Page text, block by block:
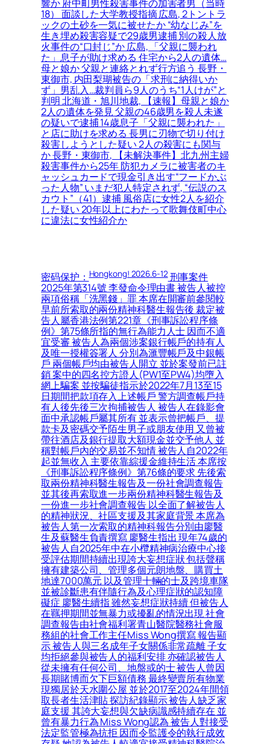
響か 府中町男性殺害事件の加害者男（当時
18） 面談した大学教授指摘 広島, 2トントラ
ックの土砂を一気に被せたか “幼なじみ”を
生き埋め殺害容疑で29歳男逮捕 別の殺人放
火事件の“口封じ”か 広島, 「父親に襲われ
た」息子が助け求める 住宅から2人の遺体…
母と娘か 父親と連絡とれず行方追う 長野・
東御市, 内田梨瑚被告の「求刑に納得いか
ず」男乱入…裁判員ら9人のうち“1人けが”と
判明 北海道・旭川地裁, 【速報】母親と娘か
2人の遺体を発見 父親の46歳男を殺人未遂
の疑いで逮捕 14歳息子「父親に襲われた」
と店に助けを求める 長男に刃物で切り付け
殺害しようとした疑い 2人の殺害にも関与
か 長野・東御市, 【未解決事件】北九州主婦
殺害事件から25年 防犯カメラに被害者のキ
ャッシュカードで現金引き出す“フードかぶ
った人物” いまだ犯人特定されず, “伝説のス
カウト”（41）逮捕 風俗店に女性2人を紹介
した疑い 20年以上にわたって歌舞伎町中心
に違法に女性紹介か
密码保护：Hongkong! 2026.6-12刑事案件2025年第314號 李發命令理由書 被告人被控兩項俗稱「洗黑錢」罪 本席在開審前參閱較早前所索取的兩份精神科醫生報告後 裁定被告人屬香港法例第221章《刑事訴訟程序條例》第75條所指的無行為能力人士 因而不適宜受審 被告人為兩個涉案銀行帳戶的持有人及唯一授權簽署人 分別為滙豐帳戶及中銀帳戶 兩個帳戶均由被告人開立 並於案發前已註銷 案中的四名控方證人(PW1至PW4)均墮入網上騙案 並按騙徒指示於2022年7月13至15日期間把款項存入上述帳戶 警方調查帳戶持有人後先後三次拘捕被告人 被告人在錄影會面中承認帳戶屬其所有 並表示曾把帳戶、提款卡及密碼交予陌生男子或朋友使用 又曾被帶往酒店及銀行提取大額現金並交予他人 並稱對帳戶內的交易並不知情 被告人自2022年起並無收入 主要依靠綜援金維持生活 本席按《刑事訴訟程序條例》第76條的要求 先後索取兩份精神科醫生報告及一份社會調查報告 並其後再索取進一步兩份精神科醫生報告及一份進一步社會調查報告 以全面了解被告人的精神狀況、社區支援及其家庭背景 本席為被告人第一次索取的精神科報告分別由廖醫生及蘇醫生負責撰寫 廖醫生指出 現年74歲的被告人自2025年中在小欖精神病治療中心接受評估期間持續出現誇大妄想症狀 包括聲稱擁有建築公司、管理多個元朗地盤、購買土地達7000萬元 以及管理十輛的士及跨境車隊 並被診斷患有伴隨行為及心理症狀的認知障礙症 廖醫生續指 雖然妄想症狀持續 但被告人在羈押期間並無暴力或擾亂的情況出現 社會調查報告由社會福利署青山醫院醫務社會服務組的社會工作主任Miss Wong撰寫 報告顯示 被告人與三名成年子女關係非常疏離 子女均拒絕參與被告人的福利安排 亦確認被告人從未擁有任何公司、地盤或的士 被告人曾因長期賭博而欠下巨額債務 最終變賣所有物業 現獨居於天水圍公屋 並於2017至2024年間領取長者生活津貼 探訪紀錄顯示 被告人缺乏家庭支援 其誇大妄想與欠缺病識感持續存在 並曾有暴力行為 Miss Wong認為 被告人對接受法定監管極為抗拒 因而令監護令的執行成效存疑 她認為被告人較適宜接受精神科醫院治療 綜合以上所述 本席注意到精神科醫生與社工在被告人的福利安排上提出不同建議：兩名精神科醫生認為被告人毋須住院 並認為監護令較為適合 相反 社工則認為監護令不可行 鑑於兩者意見出現明顯分歧 本席認為有必要索取進一步的精神科報告及社會調查報告 以釐清被告人的最新精神狀況 以及醫院令或監管和治療令的可行性 從而作出最符合被告人利益的處置, 旺角登打士街1號一間酒店對開 8日早上11時34分 一名女子疑由高處墮下 昏迷不醒 救護員接報到場 證實女事主當場死亡 警方初步調查後 證實55歲姓吳女事主為酒店租客 警方在其房間檢獲遺書 消息指 女事主獨身無子女 任職文員 生前受財務問題、濕疹、皮膚敏感及失眠所困, 黃大仙血案 寧靜的周六早上 黃大仙上邨昭善樓不少街坊還在夢鄉 一串斷斷續續的淒厲慘叫聲 氣氛驟然遽變 有昭善樓15樓女住戶憶述 當時聽到慘叫聲 不久歸於死寂 直至大批警員到場 走廊再嘈雜起來 她步出走廊赫見一地鮮血 方知曾有人遇襲重傷 形容：「個心仲震緊」, 刑事案件2025年第840號 鄧文廸判刑理由書 被告人承認一項「與未成年少女發生性行為」罪 被告人求情時聲稱 主觀相信該少女年之年齡為16歲或以上 案情：女童X於2011年7月出生 於2024年11月3日 女童X 13歲 X與劉姓男子於2023年認識 劉某與被告人是朋友 被告人透過社交軟件Threads和Instagram接觸X X與被告人在此之前並無任何接觸 被告人知道劉某與X是朋友 於2024年11月3日晚上 X登上被告人的兩門四座位黃綠色車輛 被告人隨即駕車前往某地 被告人把車輛停在某不知名地點後 被告人面向坐在前座的X X說被告人脫去X的褲子及內褲 並脫下自己的褲子 2024年12月6日 警方以「與未成年少女發生性行為」罪名拘捕被告人 在警誡下 被告人自願表示「條女同我講佢07年08年出世」 被告人背景及求情：被告人現年36歲 在香港出生 與年逾70歲的父親、年逾60歲的母親及孖生兄長同住 辯方指被告人與家人關係密切 一向孝順父母 並為家庭提供精神及經濟上的支持 審訊期間 亦有家人及朋友到庭陪伴 顯示被告人具有一定的家庭及社交支援網絡 被告人以往沒有刑事定罪紀錄 本案屬其初犯 他具大專學歷 辯方呈交被告人就學時期的證書及成績表 指其在校期間品行端正、勤奮向學 曾獲師長評為忠厚、認真及樂於學習 辯方指 本案的司法程序歷時約一年半 已對被告人的生活、工作及精神狀況造成重大影響 本案與其過往的品行及生活表現並不相符 屬一次性的失足行為 辯方呈交五封求情信 分別由被告人的多年好友、母親、女友、朋友及被告人本人撰寫 各信大致形容被告人為人善良、內斂、有禮、對工作負責、孝順父母及重視朋友 並無不良嗜好 其親友表示 被告人在事件發生後感到羞愧、懊悔及承受相當心理壓力 亦承諾日後會繼續給予支持及督促 被告人在親自撰寫的求情信中表示 他從未預料自己會觸犯刑事法例 對自己的行為深感後悔 並感謝家人、女友及朋友一直支持 他承諾會汲取教訓 重新生活及回饋社會, 傷亡訴訟2025年第227號 原告人蘇書幼 被告人懲教署 判決書 2025年9月 原告人入稟本法院向被告人追討人身傷亡賠償 背景：原告人於2001年偷渡到香港產子 因非法居留罪而被判處監禁6個月 根據申索陳述書 原告人聲稱於監禁期間 曾被強行還押於小欖精神治療中心 並注射藥物(原告人指稱為「傻仔針」) 導致她在2001年底誕下的兒子患有中度弱智和腦癇症 原告人要求被告人為上述指稱事件向她賠償 根據其2025年10月9日的損害賠償陳述書 申索賠償包括聲稱兒子的痛苦和「永久性失去人生樂趣及生活情趣」以及「永久性失去工作能力」 所指「特別損害賠償」則包括「這些年我同兩個女兒為照顧兒子(所承受的苦難和折磨)及這些年我全力照顧兒子(失去婚姻、失去事業、無法工作)」等, 科大內地生杜茂森(20歲 學生)涉愚人節在社交媒體發布訊息 揚言要殺死10人 被告透露在遼寧大連出生 2023年來港就入讀科技大學計算機延伸人工智能學位 辯方盤問時形容身高有約1.9米的被告是「身形熊人咁大 但純似小羔羊」辯方續指 被告拘留期間 曾因精神狀態及情緒緊張 兩度被送到將軍澳醫院, 武漢市前高官兒子肖銳涉為父在港洗黑錢6400萬判囚! 區域法院刑事案件2025年第425號 被告人肖銳判刑理由書 被告人肖銳於本席前經審訊後被裁定5項控罪罪名成立 包括4項俗稱“洗黑錢”罪及1項“使用虛假文書的副本”罪 本案的相關案情 本席於裁決理由書經已作出詳細描述 在此不贅。被告人的父親肖军曾任武漢市檢察院反瀆職調查局局長 內地基建承建商湖北國潤實業投資有限公司(國潤)董事姚谦 為想取得武漢抽水站建造項目合約 曾向肖軍求助 肖軍向姚索400萬元人民幣賄款。被告人背景及求情 被告人現年37歲 1989年1月29日於武漢出生 為家中獨子 他已婚 育有1女 現年6歲 太太與女兒現居深圳。被告人的母親项锦蓉於1間國內醫院任文職職位 據稱亦有從商 被告人的父母現正於內地被調查。被告人於2004年15歲時前往澳洲讀中學 並於2013年6至7月大學畢業後回國 於武漢管理1間研發及生產激光焊接設備的公司 月薪人民幣12000元 其後曾於香港投資與友人共同開設公司 涉及包括資產管理 證券及房地產 但成績未如理想 嚴重虧蝕數千萬港元 最後結業。被告人過往並沒有任何刑事定罪紀錄。代表被告人的蔡資深大律師陳詞 指就本案而言 被告人於2023年9月13日被廉政公署拘捕 2024年6月12日被落案起訴。因為本案的緣故 被告人從被起訴至今未曾與家人聯絡或相見。太太現在獨力撫養女兒 不免面對種種生活困難。就被告人來說 他已經錯過了陪伴女兒度過塑造期、見證她成長的珍貴時光。預期被告人將要面對非短暫的刑期 他必然會錯過見證女兒長大成人的經過。他的父母年紀亦不輕 被告人能否獲釋後與他們團聚亦成疑問, 近日 香港高等法院官網披露了一份判決書 將趙薇前夫黃有龍拖延多年、涉及數億港元中介服務費及利息的跨境賭債糾紛 再度拉回公眾視野 黃有龍此次賭債糾紛 需從2015年初說起 彼時 黃有龍兼具多重公眾身份 為人所熟知的是其為影視明星趙薇配偶 名下配備私人飛機 常年往來海外從事投資與休閒活動 原告蔡一鳳的工作任務則是招攬高凈值客戶、協調賭場貴賓博彩信貸 2015年2月下旬 在蔡一鳳的安排下 黃有龍前往珀斯皇冠賭場(以下簡稱「皇冠」)參與賭博 並向蔡一鳳申請大額籌碼信貸 因黃有龍當時已在多家賭場背負存量賭債 皇冠集團內部風控拒絕直接向其發放大額信貸額度 要求蔡一鳳尋找第三方承接這筆信貸業務風險 依托蔡一鳳的人脈紐帶等特殊資源 一項精心設計的「內部賭場安排」隨即落地 用以規避皇冠直接放貸的風險 2015年2月25日 黃有龍飛抵珀斯 攜4000萬澳元籌碼入場 僅兩天時間 這筆巨額籌碼便輸個精光 黃有龍旋即要求追加信貸 於是 蔡一鳳和林、司二人再度運作 利用林、司應得的賭場中介傭金進行抵消 使黃有龍再度獲得2000萬澳元籌碼 戲劇的是 這2000萬澳元同樣在短短幾天內很快就輸光 至此 黃有龍6天之內便輸光了6000萬澳元 赵薇与黄有龙2008年结婚 2010年诞下女儿“小四月” 两人曾联手活跃于资本市场 2024年12月28日 赵薇宣布与黄有龙离婚多年 两人婚姻关系在法律上早已解除 据报道 赵薇发文当天 黄有龙被追债 一家名为智择创投有限公司入禀香港高等法院 要求黄有龙归还欠款共计7.53亿港币 外界认为 港媒以“赵薇丈夫”称呼黄有龙 赵薇宣布离婚是拒绝因黄有龙的债务问题被继续牵连, 警方全力打擊工廈不法跨境毒品活動 西九龍總區重案組於今日凌晨時份採取雷霆行動 突擊搜查紅磡區內3幢目標工業大廈 辦案人員成功搗破3間掩人耳目的派對房間(Party Room) 揭發有人在內大搞「毒品派對」 當場檢獲5款不同種類的懷疑毒品 並拘捕至少19男7女 案情顯示 涉案的不法分子手段極其隱蔽 該派對房間的主持人以工廈作掩護 暗中在上址經營具相當規模的「高級私竇」 為了吸引豪客並增加收入 負責人更公然聘請多名「女公關」在場內穿梭招呼客人 據了解 該私竇的收費昂貴 光顧的顧客中不乏海內外的富貴人家 而當場落網的大部份被捕男女 均是持有雙程證到港的內地訪客, 高等法院原訟法庭小額錢債審裁處上訴案件2026年第20號 申索人(答辯人)律政司司長訴被告人(上訴人)鄭小魚判決理由書 背景 被告人於2022年5月下旬 在荷蘭旅遊期間遇劫 因此向中國大使館求助 最終在中國大使館的安排下 獲取一些生活費用 以及回港機票 申索人是律政司 代表香港特別行政區政府 律政司的案情指被告人跟中國大使館簽訂了一份還款承諾書(“該還款承諾書”) 其內容明文規定被告人須向香港特別行政區政府作出還款 而欠款金額為港幣51649.45 這是中國大使館向被告人提供的各種協助所產生的 雖然香港特別行政區政府並不是該還款承諾書的簽約方 根據《合約(第三方權利)條例》(香港法例第623章)第4(1)(b)條 香港特別行政區政府在該還款承諾書中明確獲得利益 因此有權透過法律程序強制執行該承諾書的條款, 韓國人氣男團SEVENTEEN成員Mingyu金珉奎今日上午11時出席尖沙咀海港城的宣傳活動 有網民在社交平台Threads發文 指凌晨零時已有約500人在海港城外的街頭通宵排隊 場面相當墟冚 至早上粉絲獲准進入商場 惟有人等候期間疑大便失禁 在場人士連忙舉噴霧驅散臭味, 元朗警區特別職務隊昨日於區內展開代號「火石」(FLINTSTONE)的打擊非法賣淫活動行動 行動中 人員共拘捕24名內地女子 年齡介乎16至44歲 其中一名女子被捕時身穿阿根廷球星美斯的10號球衣, 土瓜灣有人倒斃屋內 今日早上10時59分 土瓜灣道78號定安大廈一單位傳出臭味 揭發死者全身赤裸浸在浴桶內 明顯死亡一段時間 經調查後證實死者是53歲姓翁女住客 據了解 死者獨居 租住上址超過兩年 生前於一家夜冷舖工作超過20年 由於最近兩個月沒有交租 地產代理今早上門了解, 區域法院刑事案件2023年第384號 嚴御風裁決理由書 被告人在本席席前面對4項俗稱「洗黑錢」罪 他否認所有控罪並親自出庭作供 簡單而言 控方認為被告人竟然在其仍然是大學生時代持有及操控4個分別有多達$677100(控罪一)、$62900(控罪二)、$1533850(控罪三)及$118710(控罪四)存款進入的戶口 控方的證據亦支持 被告人在案發相關時段的報稅紀錄 分別顯示沒有、$161940及$67559的收入 而這等數額均不能解釋以上多且頻密的存款 被告人個人亦沒有物業或其他資產 換句話說 控方的案建基於：「20.倘若法庭拒絕接納被告的證供 控方證據足以證明其收入及財政背景與他在各控罪所處理的財產並不相稱 他有理由理由相信該等控罪金額全部或部分屬於可公訴罪行的得益 即便法庭接納被告出售父親攝影器材套現的說法 控方仍能成功證明被告有合理理由相信各控罪至少部分的金額屬於可公訴罪行的得益 」(後加強調)據了解 控方的立場是即使法庭接納被告人有出售父親送給他的攝影器材套現 餘數也可構成「洗黑錢」 畢竟 依控方之說被告人所謂「出售套現」也只有90多萬元 當然 戶口中有出現過合法活動不代表全部款項都是合法的接收 是故控方認為被告人有理由相信涉案金額有部分(即售賣器材套現外的餘數款項)是從可公訴罪行的得益而因為處理這部分款項而觸犯「洗黑錢」罪行, 深水址鬧市驚現鱷魚 昨日一條約1.5米長暹羅鱷被發現在大埔道54號大廈一樓陽台 嚇煞住戶 事後警方追查鱷魚的飼主下落 並於今日凌晨進入鄰廈一個單位 檢獲多隻爬蟲類動物 部分屬瀕危物種 拘捕一名35歲姓鍾本地女子 漁護署人員在單位內發現共63隻爬行、兩棲及節肢動物 連同早前捕獲的一條鱷魚 人員檢獲30隻屬《瀕危野生動植物種國際貿易公約》附錄列明的瀕危爬行動物 包括屬《公約》附錄I的三隻圓尾蜥 及屬《公約》附錄II的10隻龜、10隻蜥蜴及六條蛇 涉及的物種包括亞達伯拉象龜、草原巨蜥、紅尾蚺及緬甸蟒等, 2021至2025年 中小學學生懷疑輕生身亡個案累計達141宗 去年有31宗全港中小學學生懷疑自殺身亡的個案 當中中學生佔總個案數目約90% 小學生個案則佔約10% 男學生佔總個案數目約59% 女學生則佔約41% 相關研究指出 自殺包括企圖自殺是一個複雜問題 由多方面因素互相影響而成 主要來自人際關係 包括家庭、社交或感情方面問題 及個人問題 如學習及學校適應、抑鬱情緒及精神病等 而每個個案背後原因不盡相同, 區域法院刑事案件2025年第425號 肖銳裁決理由書 本案涉及1名原籍中國武漢 父親為當地的政府官員的人士 他經投資入境計劃獲得香港居留權 控方指控他於申請投資入境計劃時 行使虛假文書副本 及之後在香港處理多筆來歷不明的款項 辯方案情 就其背景資料 被告人指他於1989年於武漢出生 為家中獨子 現年37歲 已婚 育有1女兒 現年6歲 他於2004年15歲時前往澳洲讀中學 並於2013年6至7月大學畢業後回國 被告人的父親(肖军)曾任武漢市監察院反瀆職調查局局長 現正被調查；被告人對肖军的政府及政治網絡並不熟悉 亦未曾參與其官方宴會或社交活動 被告人的母親(项锦蓉)為商人 曾經營3間公司 分別名為銳澤、武漢市金梅園林綠化有限公司及湖北省錦新源電力工程有限公司 銳澤為1間研發及生產激光焊接設備的公司 起初由母親與其他合夥人成立 其後母親於2013年透過收購其他合夥人的股份增至持股70% 再由被告人接手其股份並管理該公司 被告人並無參與金梅園林及錦新源的業務 對此兩間公司認知不多 亦不知母親的身分或職位 對母親的商界朋友亦不熟悉 但母親曾告知被告人 2013年至2018年間她自金梅園林每年獲得數百萬元收入；錦新源於2000年已成立 她於2016年曾從錦新源收取2,000萬元的現金分紅 由於擔心受內地調查 他不欲與母親過多聯繫 故無法就金梅園林及錦新源事宜提供文件證明 盤問及覆問時被告人才提及母親一直於醫院任職 起初擔任手術室護士 其後轉為文職, 裁判法院上訴案件2025年第251號 上訴人陳偉聰判案書 上訴人承認一項營辦賭場罪 被判處8星期監禁 上訴人承認的案情顯示 2024年12月12日2314時 警方派出警員喬裝賭客到案發單位進行臥底行動 該單位位於工業大廈內 面積約450平方呎 內有一張德州撲克桌及一張電動麻雀桌 當時在場者包括上訴人、同案的第二被告、八名男子及一名女子 上訴人向臥底警員打招呼 收取其2,000元標記鈔票 並兌換成面值2000元的籌碼 約於2315時 撲克遊戲開始 由第二被告擔任荷官 臥底警員與七名男子及一名女子為賭客 上訴人起初沒有參與該輪撲克遊戲 完成一輪撲克遊戲後 第二被告暫時離開案發地點 上訴人接替其成為荷官 撲克遊戲繼續進行 約15分鐘後 第二被告返回並再次接替荷官職務 上訴人則改為以賭客身分參與遊戲 期間 有兩名男子離開且未再返回 另有一名男子進入並參加遊戲 2024年12月13日0016時 臥底警員假裝要使用洗手間 並為持賭博授權令的警員開門突擊搜查 當時上訴人、第二被告、七名男子及一名女子正圍繞撲克桌 調查顯示 上訴人為案發地點負責人 負責管理場地、接待賭客及提供賭博籌碼兌換服務 上訴人於0020時被捕 求情 辯方求情時指上訴人現年27歲 大學畢業 家中有父母及外婆 是家中經濟支柱 他曾於統計處任職非公務員合約的員工 月入約21000元 判刑時則無業 辯方稱上訴人熱愛德州撲克 以月租9,000元租用案發單位 其中一個目的是作休閒場所 供同好進行德州撲克牌娛樂 並非以盈利為主要目的 辯方強調本案賭場規模不大、營運時間短 請求法庭考慮非監禁式刑罰, 區域法院刑事案件2025年第89號莊曉斌判刑理由書被告經審訊後被裁定一項猥褻侵犯另一人罪罪名成立 違反《刑事罪行條例》(第200章)第122(1)條 被告案發時18歲 現年20歲 案情摘要本案發生於2024年1月1日凌晨 被告與事主X 以及數名朋友 於證人控方第二證人住所內聚會、吃晚飯、飲酒及慶祝跨年 及後各人進入控方第二證人住所的睡房 睡房面積不大 環境擠迫 燈光昏暗 事主當時上身穿白色T恤及胸圍 下身只穿內褲 並以被子遮蓋下半身 案發可分為兩個階段 第一階段發生於房內仍有多人在場之時 被告先以手彈事主右腳腳趾 事主即時把腳縮回被內 並以言語表示「唔好搞我」 其後 被告再把手伸入被內 隔着內褲觸碰事主的陰部一下 事主即時捉住被告的手並把之揈開 再次以言語要求被告停止 第二階段發生於其他人離開房間及單位後 房內只餘事主與被告之時 事主在半睡半醒之間 感到有人隔着內褲觸碰其臀部 繼而有人揭開其內褲 其後 被告扯高事主的T恤及胸圍 令其乳頭外露 再以口吸啜其右邊乳頭約十多秒 被告又嘗試親吻事主嘴部 事主把頭轉開後 被告改為親吻其右頸 被告的個人背景及求情 被告於2005年10月16日在香港出生 現年20歲 案發時18歲 報告顯示 被告出生後曾返回福建生活及就讀 至2016年來港與父母同住 被告來自基層家庭 父親任職地盤工人 母親於2025年7月病逝 另有一名兄長居於內地 與被告甚少聯絡 被告小學階段表現尚可 升讀中學後學業及行為表現轉差 曾因打架及恐嚇同學而被記過 報告指出 被告性格較衝動 自制能力不足 被告其後入讀青年學院 於2024年7月完成商業職專文憑課程 並於案發後曾任職吊機操作員 月入約港幣25000元 本席接納被告案發前有一定良好品格及更生基礎, KOL女實習醫生被捕, 女被告吳為宜(30歲 報稱辦公室助理)被控於2026年1月11日於藍田啟田商場惠康超級市場偷竊22包貓糧、22罐貓糧及5包紙碟 總值778元 另被控於同日在觀塘警署搜查室管有一個煙彈載有0.62克液體內含尼古丁 辯方求情稱 被告一直參與流浪貓救助工作 並呈上香港愛護動物協會義工「貓婆」的求情信 指二人向來會在西營盤日夜輪班照顧流浪貓 被告亦會自資購買貓糧 信中提及 被告早前撿到一隻患嚴重腹膜炎的貓「肥妹」 雖收入只有1.4萬元 仍支付2萬元醫院訂金 涉案貓糧並非自用 其家中亦沒有飼養貓 而是因涉案貓糧含益生菌用作救助該貓, 醫管局今日最新宣布已即時解僱明愛醫院一名KOL女實習醫生 涉事的女實習醫生姓黎、洋名Angel 24歲本地女子 被揭涉及多次行為不當 包括違規用X光機為自己照膝頭 要求正在屯門醫院當值的醫生男友 跨區到她當時實習的律敦治醫院幫忙 擅用他人帳號登入臨床醫療系統 瀏覽屯門醫院的病人紀錄, 《2023全港拾荒者研究調查報告》推算 全港拾荒者人數介乎2791至3456人 每天回收量介乎138.17噸至159.25噸 調查顯示 整體拾荒者工作年期中位數已增至7年 每周工作中位數為7天 平均每日買賣增至2.64次 工作時數增至5.27小時, 年屆75歲的鄧婆婆 自2003年「沙士」起開始拾荒 每一晚 鄧婆婆拖着沉重的發泡膠箱和紙皮 游走太子及旺角一帶的路面穿梭 長年累月的勞損 導致她嚴重駝背 推車時幾乎整個人彎成90度 躬着身推車 幾乎連前方的路也看不清 鄧婆婆並非無親無故 可是年屆76歲丈夫亦已失去工作能力 3名兒子雖已出身 且各自成家 惟自顧不暇 難以給予家用 她直言「自己(3個兒子)都顧唔掂 會顧你？」兩老無依無靠 鄧婆婆只能自食其力 繼續在街頭苦幹 慨嘆「好淒涼 一生一世都好淒涼 如果唔淒涼 我幾十歲就唔做啦 」, 5月份的一個晚上 記者在觀塘與一名不願透露姓名的女士細說其拾荒之路 她當時身穿反光衣 忙於在瑞和街街市一帶執拾紙皮 她的手推車上滿載大大小小的紙箱、紙皮 收集堆疊好後 便彎身推車往附近祟仁圍的垃圾站整理 她憶述 廿幾卅年以來 已聽聞有3、4個拾荒者發生車禍 「畀車撞倒去咗醫院瞓咗覺啦‥‥‥有啲連車仔都畀人車爛 」但她直言「梗係路邊行啦 行人路行唔怕畀人鬧呀？」這位女士的拾荒的「年資」很淺 曾經做過酒店、多間酒樓樓面、但因社會運動及疫情 2019年起為了供養3名子女讀書 才外出四處回收紙皮 時至今日 即使其中有子女已順利畢業 並在知名會計師樓羅兵咸工作 她仍不能退下來 堅持為另一名正修讀護理系的幼女籌措學費和宿舍費 她直言「咁我要交學費啊 個個讀5年 唔使交學費咩？一年6萬 連埋宿舍要6萬元 唔使交學費 唔使食飯咩？」, 裁判法院上訴案件2025年第262號 上訴人龍臘梅判案書 上訴人作證時38歲 她與第一任前夫於2009年7月透過網絡聊天認識 同年9月到青島與他定居 並於2010年8月誕下兒子 她於2018年1月與前夫離婚 因前夫酗酒和動手 2023年2月至3月 上訴人透過微信搖一搖小程序認識證人陳偉倫(控方證人) 上訴人感到自己年紀不小 想盡快結婚生子 她與證人確認過希望以結婚為目的交往 他們透過微信短訊和微信語音發展關係 於2023年5月11日 上訴人於深圳與證人首次見面 由於上訴人覺得證人的外型很符合她的審美 於是第二天她問證人要不要與她結婚 而當時證人亦回答可以 於2023年6月12日 她與證人到貴州 目的是回去上訴人的家鄉結婚 翌日(6月13日)他們去登記結婚 因為上訴人想在鄉下多留一兩天 證人就乘車回廣州 因時間太晚 上訴人替證人安排了廣州的住宿 於6月14日 證人回港 於2023年6月15日 二人在深圳見面 並發生性關係 之後至同年9月 二人保持以微信聯絡 於2023年9月20日 上訴人去香港找證人 同年9月26至10月3日 上訴人來港 期間有與證人食飯並去酒店「開房」 之後兩個月 上訴人也有來港 2024年1月20日 上訴人在微信對證人說「親愛嘅老公 28號係我生日 －齊食飯」 二人繼而在1月30日食飯並拍照 因上訴人的父母一直追問何時辦婚禮 所以拍照發給父母讓他們安心 2024年2月 她才發現證人有賭博的問題 於2024年3月 她向證人提出離婚 但證人叫她自己想辦法 上訴人指2024年9月 她聘請律師辦理離婚 而2025年2月內地法院就離婚立案, 太古城母女命案